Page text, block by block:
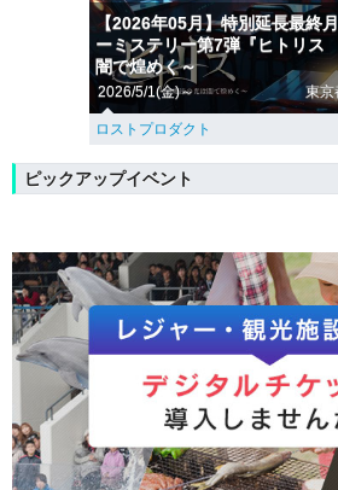
【2026年05月】特別延長最終
ーミステリー第7弾『ヒトリ
闇で煌めく～
2026/5/1(金)～ 東京
ロストプロダクト
ピックアップイベント